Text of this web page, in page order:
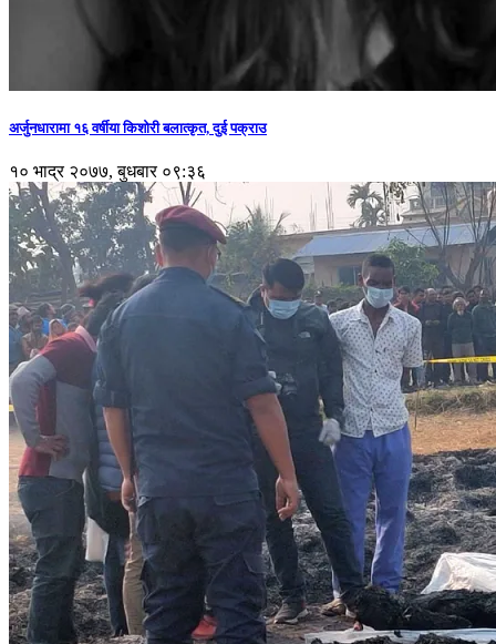
अर्जुनधारामा १६ वर्षीया किशोरी बलात्कृत, दुई पक्राउ
१० भाद्र २०७७, बुधबार ०९:३६